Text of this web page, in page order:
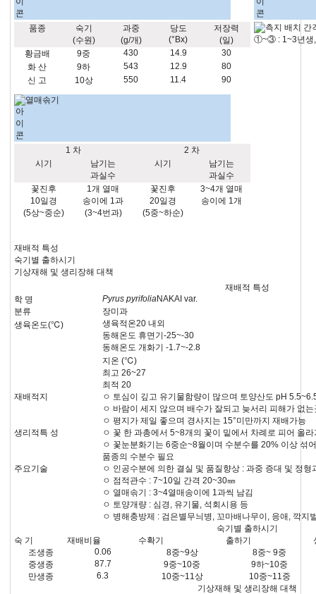
품종
숙기
(수원)
과중
(g/개)
당도
(°Bx)
저장력
(일)
황금배
9중 430 14.9
30
화 산
9하 543 12.9
80
신 고
10상 550 11.4 90
열매솎기
1 차
2 차
시기
남기는
과실수
시기
남기는
과실수
꽃진후
10일경
(5상~중순)
1개 열매
송이에 1과
(3~4번과)
꽃진후
20일경
(5중~하순)
3~4개 열매
송이에 1개
①~③ : 1~3년생,
재배적 특성
숙기별 출하시기
기상재해 및 생리장해 대책
재배적 특성
학 명
Pyrus pyrifoliaNAKAI var.
분류
장미과
생육온도(℃)
생육적온20 내외
동해온도 휴면기-25~-30
동해온도 개화기 -1.7~-2.8
지온 (℃)
최고 26~27
최적 20
재배적지
ㅇ 토심이 깊고 유기물함량이 많으며 토양산도 pH
ㅇ 바람이 세지 않으며 배수가 잘되고 늦서리 피해가 없는
ㅇ 평지가 제일 좋으며 경사지는 15°미만까지 재배가능
생리적특 성
ㅇ 꽃 한 과총에서 5~8개의 꽃이 밑에서 차례로 피어 올
ㅇ 꽃눈분화기는 6중순~8월이며 수분수를 20% 이상 섞
품종의 수분수 필요
주요기술
ㅇ 인공수분에 의한 결실 및 품질향상 : 과중 증대 및 정형
ㅇ 점적관수 : 7~10일 간격 20~30㎜
ㅇ 열매솎기 : 3~4열매송이에 1과씩 남김
ㅇ 토양개량 : 심경, 유기물, 석회시용 등
ㅇ 병해충방제 : 검은별무늬병, 꼬마배나무이, 응애, 깍지
숙기별 출하시기
숙 기
재배비율 수확기 출하기
조생종
0.06 8중~9상
8중~ 9중
중생종
87.7 9중~10중
9하~10중
만생종
6.3 10중~11상
10중~11중
기상재해 및 생리장해 대책